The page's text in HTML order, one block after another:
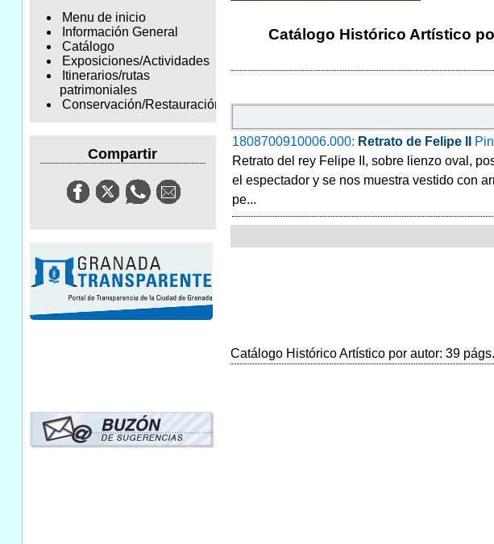
Menu de inicio
Información General
Catálogo
Exposiciones/Actividades
Itinerarios/rutas
patrimoniales
Conservación/Restauración
Compartir
Catálogo Histórico Artístico
1808700910006.000: Retrato de Felipe II
Retrato del rey Felipe II, sobre lienzo oval,
el espectador y se nos muestra vestido con
pe...
Catálogo Histórico Artístico por autor: 39